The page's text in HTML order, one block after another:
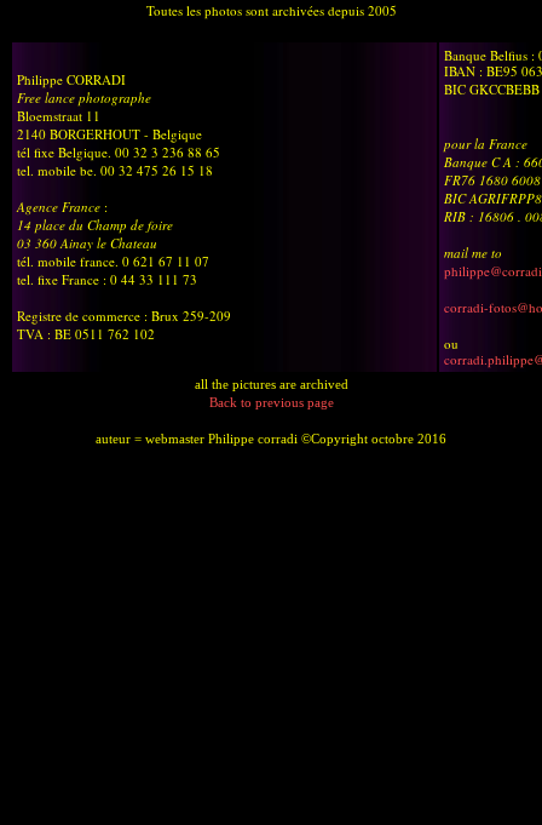
Toutes les photos sont archivées depuis 2005
Philippe CORRADI
Free lance photographe
Bloemstraat 11
2140 BORGERHOUT - Belgique
tél fixe Belgique. 00 32 3 236 88 65
tel. mobile be. 00 32 475 26 15 18
Agence France :
14 place du Champ de foire
03 360 Ainay le Chateau
tél. mobile france. 0 621 67 11 07
tel. fixe France : 0 44 33 111 73
Registre de commerce : Brux 259-209
TVA : BE 0511 762 102
Banque Belfius :
IBAN : BE95
BIC GKCCBEBB
pour la France
Banque C A :
FR76 1680
BIC
RIB : 16806 .
mail me to
corradi-
ou
all the pictures are archived
Back to previous page
auteur = webmaster Philippe corradi ©Copyright octobre 2016